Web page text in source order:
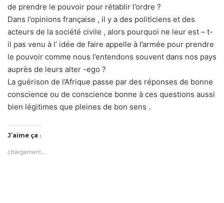
de prendre le pouvoir pour rétablir l’ordre ?
Dans l’opinions française , il y a des politiciens et des
acteurs de la société civile , alors pourquoi ne leur est – t-
il pas venu à l’ idée de faire appelle à l’armée pour prendre
le pouvoir comme nous l’entendons souvent dans nos pays
auprès de leurs alter -ego ?
La guérison de l’Afrique passe par des réponses de bonne
conscience ou de conscience bonne à ces questions aussi
bien légitimes que pleines de bon sens .
J’aime ça :
chargement…